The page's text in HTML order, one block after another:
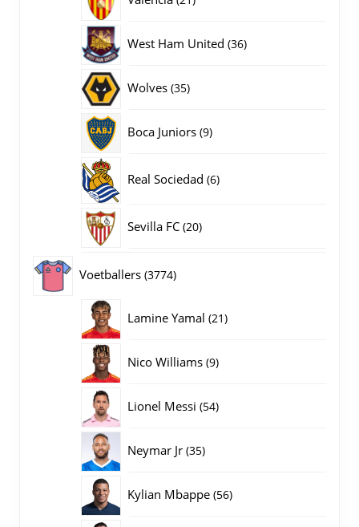
West Ham United 3636
Wolves 3535
Boca Juniors 99
Real Sociedad 66
Sevilla FC 2020
Voetballers 37743774
Lamine Yamal 2121
Nico Williams 99
Lionel Messi 5454
Neymar Jr 3535
Kylian Mbappe 5656